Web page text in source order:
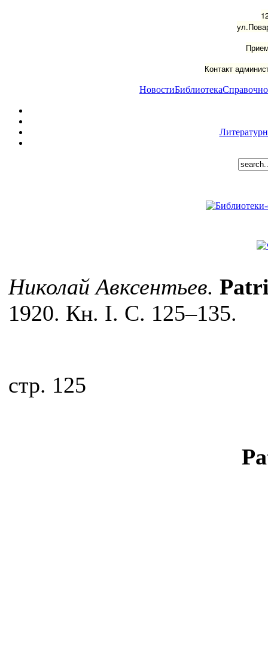
Контакт
НовостиБиблиотека
Николай Авксентьев.
1920. Кн. I. С. 125–135.
cтр. 125